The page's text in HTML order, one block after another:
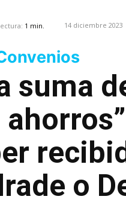
1 min. 14 diciembre 2023
suma
o